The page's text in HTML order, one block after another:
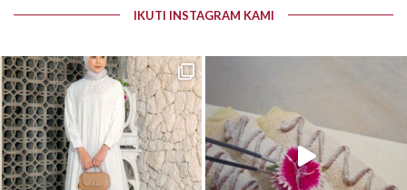
IKUTI INSTAGRAM KAMI